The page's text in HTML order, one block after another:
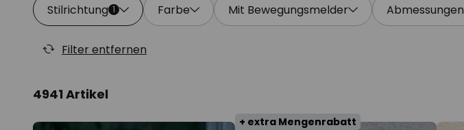
Stilrichtung 1 Farbe Mit Bewegungsmelder Abmessungen
Filter entfernen
4941 Artikel
+ extra Mengenrabatt